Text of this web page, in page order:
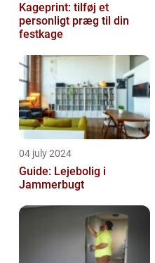
Kageprint: tilføj et
personligt præg til din
festkage
04 july 2024
Guide: Lejebolig i
Jammerbugt